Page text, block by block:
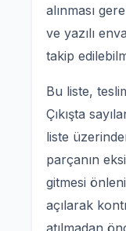
alınması
ve yazılı
takip
Bu liste,
Çıkışta
liste
parçanın
gitmesi
açılarak
atılmadan